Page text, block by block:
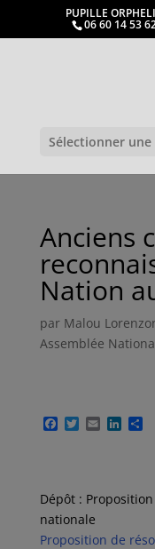
PUPILLE
06 60 14 53
Sélectionner une
Anciens
Nation
par Malou
Assemblée
F
o
o
k
T
e
r
E L
d
I
P
g
e
Dépôt :
nationale
Proposition de